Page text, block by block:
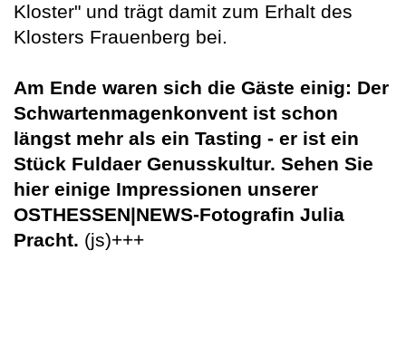
Kloster" und trägt damit zum Erhalt des
Klosters Frauenberg bei.
Am Ende waren sich die Gäste einig: Der
Schwartenmagenkonvent ist schon
längst mehr als ein Tasting - er ist ein
Stück Fuldaer Genusskultur. Sehen Sie
hier einige Impressionen unserer
OSTHESSEN|NEWS-Fotografin Julia
Pracht. (js)+++